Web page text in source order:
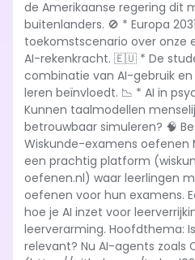
de Amerikaanse regering dit
buitenlanders. 🚫 * Europa
toekomstscenario over onze
AI-rekenkracht. 🇪🇺 * De
combinatie van AI-gebruik
leren beïnvloedt. 📉 * AI in
Kunnen taalmodellen
betrouwbaar simuleren? 🧠
Wiskunde-examens oefenen
een prachtig platform
oefenen.nl) waar leerlingen
oefenen voor hun examens.
hoe je AI inzet voor
leerverarming. Hoofdthema:
relevant? Nu AI-agents zoals